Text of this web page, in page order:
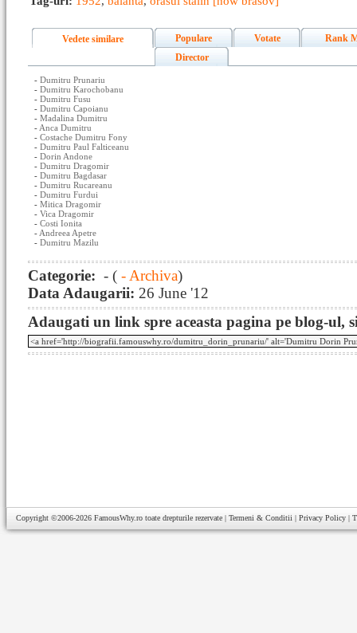
Vedete similare Populare Votate
Rank
Director
- Dumitru Prunariu
- Dumitru Karochobanu
- Dumitru Fusu
- Dumitru Capoianu
- Madalina Dumitru
- Anca Dumitru
- Costache Dumitru Fony
- Dumitru Paul Falticeanu
- Dorin Andone
- Dumitru Dragomir
- Dumitru Bagdasar
- Dumitru Rucareanu
- Dumitru Furdui
- Mitica Dragomir
- Vica Dragomir
- Costi Ionita
- Andreea Apetre
- Dumitru Mazilu
Categorie: - ( - Archiva)
Data Adaugarii: 26 June '12
Adaugati un link spre aceasta pagina pe blog-ul,
Copyright ©2006-2026 FamousWhy.ro toate drepturile rezervate | Termeni & Conditii | Privacy Policy |